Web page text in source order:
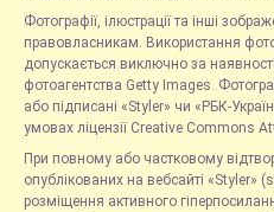
Фотографії, ілюстрації та інші
правовласникам. Використання
допускається виключно за
фотоагентства Getty Images.
або підписані «Styler» чи «РБК-
умовах ліцензії Creative Commons
При повному або частковому
опублікованих на вебсайті «Styler»
розміщення активного